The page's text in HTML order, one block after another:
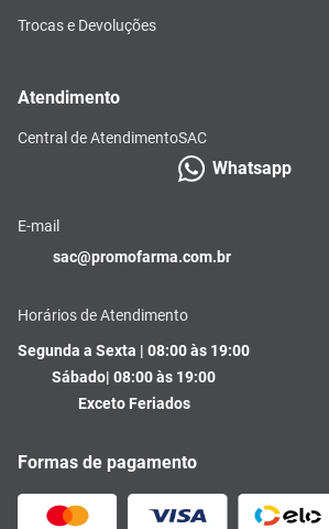
Trocas e Devoluções
Atendimento
Central de AtendimentoSAC
Whatsapp
E-mail
sac@promofarma.com.br
Horários de Atendimento
Segunda a Sexta | 08:00 às 19:00
Sábado| 08:00 às 19:00
Exceto Feriados
Formas de pagamento